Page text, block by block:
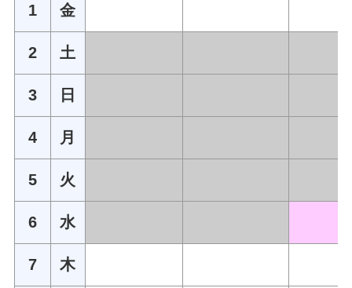
1 金
2 土
3 日
4 月
5 火
6 水
7 木